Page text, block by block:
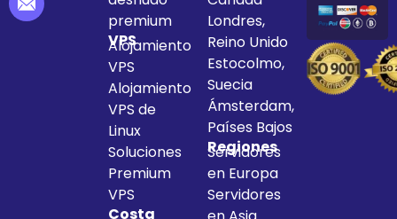
premium
VPS
Alojamiento
VPS
Alojamiento
VPS de
Linux
Soluciones
Premium
VPS
Costa
Londres,
Reino Unido
Estocolmo,
Suecia
Ámsterdam,
Países Bajos
Regiones
Servidores
en Europa
Servidores